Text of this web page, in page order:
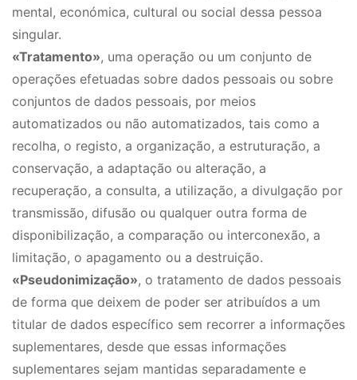
mental, económica, cultural ou social dessa pessoa
singular.
«Tratamento», uma operação ou um conjunto de
operações efetuadas sobre dados pessoais ou sobre
conjuntos de dados pessoais, por meios
automatizados ou não automatizados, tais como a
recolha, o registo, a organização, a estruturação, a
conservação, a adaptação ou alteração, a
recuperação, a consulta, a utilização, a divulgação por
transmissão, difusão ou qualquer outra forma de
disponibilização, a comparação ou interconexão, a
limitação, o apagamento ou a destruição.
«Pseudonimização», o tratamento de dados pessoais
de forma que deixem de poder ser atribuídos a um
titular de dados específico sem recorrer a informações
suplementares, desde que essas informações
suplementares sejam mantidas separadamente e